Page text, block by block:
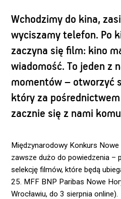
Wchodzimy do kina,
wyciszamy telefon. Po
zaczyna się film: kino
wiadomość. To jeden z
momentów – otworzyć
który za
zacznie się z nami
Międzynarodowy Konkurs
zawsze dużo do powiedzenia –
selekcję filmów, które będą
25. MFF BNP Paribas Nowe
Wrocławiu, do 3 sierpnia online).